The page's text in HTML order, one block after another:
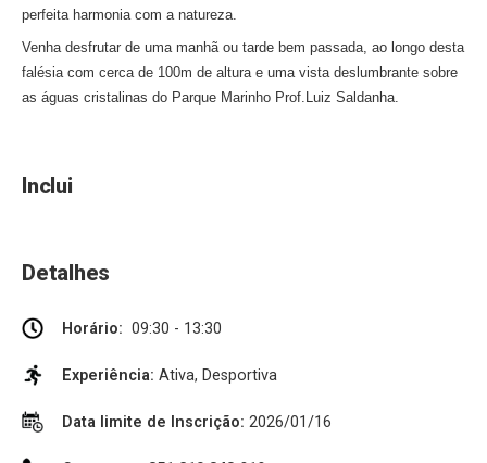
perfeita harmonia com a natureza.
Venha desfrutar de uma manhã ou tarde bem passada, ao longo desta
falésia com cerca de 100m de altura e uma vista deslumbrante sobre
as águas cristalinas do Parque Marinho Prof.Luiz Saldanha.
Inclui
Detalhes
Horário: 09:30 - 13:30
Experiência: Ativa, Desportiva
Data limite de Inscrição: 2026/01/16